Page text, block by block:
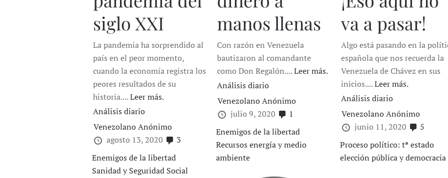
siglo XXI
La pandemia ha sorprendido al
país en el peor momento,
cuando la economía registra los
peores resultados de su
historia....Leer más.
Análisis diario
Venezolano Anónimo
agosto 13, 2020
3
Enemigos de la libertad
Sanidad y Seguridad Social
manos llenas
Con razón en Venezuela
bautizaron al comandante
como Don Regalón....Leer más.
Análisis diario
Venezolano Anónimo
julio 9, 2020
1
Enemigos de la libertad
Recursos energía y medio
ambiente
va a pasar!
Algo está pasando en la
española que nos recuerda la
Venezuela de Chávez en sus
inicios....Leer más.
Análisis diario
Venezolano Anónimo
junio 11, 2020
5
Proceso político: tª estado
elección pública y democracia